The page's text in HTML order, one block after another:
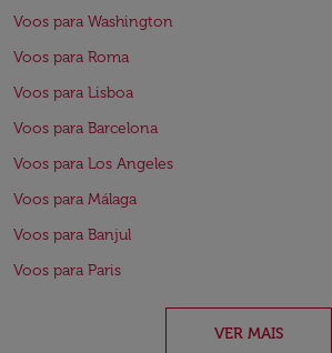
Voos para Washington
Voos para Roma
Voos para Lisboa
Voos para Barcelona
Voos para Los Angeles
Voos para Málaga
Voos para Banjul
Voos para Paris
VER MAIS